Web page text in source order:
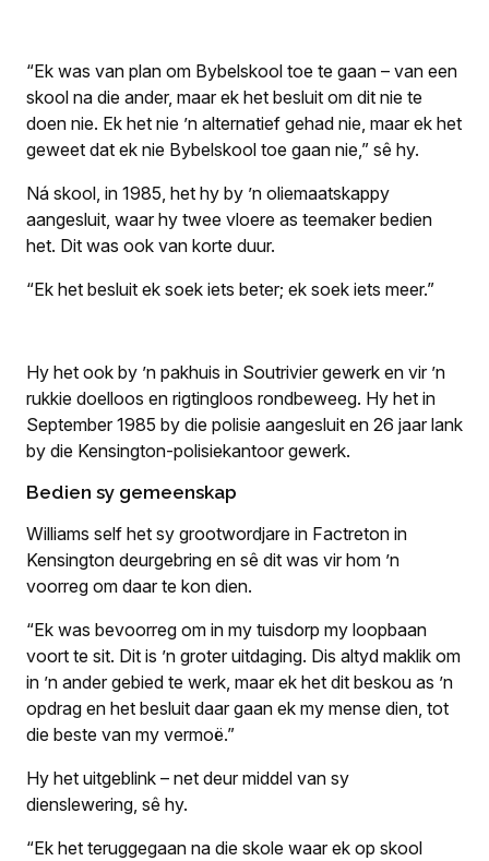
“Ek was van plan om Bybelskool toe te gaan – van een
skool na die ander, maar ek het besluit om dit nie te
doen nie. Ek het nie ’n alternatief gehad nie, maar ek het
geweet dat ek nie Bybelskool toe gaan nie,” sê hy.
Ná skool, in 1985, het hy by ’n oliemaatskappy
aangesluit, waar hy twee vloere as teemaker bedien
het. Dit was ook van korte duur.
“Ek het besluit ek soek iets beter; ek soek iets meer.”
Hy het ook by ’n pakhuis in Soutrivier gewerk en vir ’n
rukkie doelloos en rigtingloos rondbeweeg. Hy het in
September 1985 by die polisie aangesluit en 26 jaar lank
by die Kensington-polisiekantoor gewerk.
Bedien sy gemeenskap
Williams self het sy grootwordjare in Factreton in
Kensington deurgebring en sê dit was vir hom ’n
voorreg om daar te kon dien.
“Ek was bevoorreg om in my tuisdorp my loopbaan
voort te sit. Dit is ’n groter uitdaging. Dis altyd maklik om
in ’n ander gebied te werk, maar ek het dit beskou as ’n
opdrag en het besluit daar gaan ek my mense dien, tot
die beste van my vermoë.”
Hy het uitgeblink – net deur middel van sy
dienslewering, sê hy.
“Ek het teruggegaan na die skole waar ek op skool